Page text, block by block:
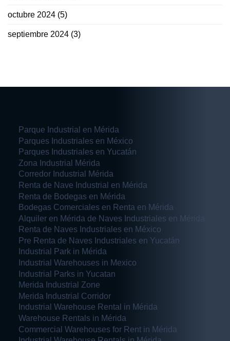
octubre 2024 (5)
septiembre 2024 (3)
Parque Industrial en Mérida
Parques Industriales en México
Parques Industriales en Yucatán
Zona Industrial Mérida
Corredor Industrial Mérida
Renta de Nave Industrial en Mérida
Renta de Bodegas en Mérida
Bodegas Comerciales en Renta en Mérida
Alquiler en Mérida de Naves Industriales en Mérida
Renta de Naves Industriales en México
Pre Renta de Naves Industriales en Yucatán
Industrial Park in Mérida
Industrial Warehouses in Mexico
Industrial Parks in Yucatan
Merida Industrial Zone
Merida Industrial Corridor
Industrial Warehouse Rental in Mérida
Warehouse Rentals in Mérida
Commercial Warehouses for Rent in Mérida